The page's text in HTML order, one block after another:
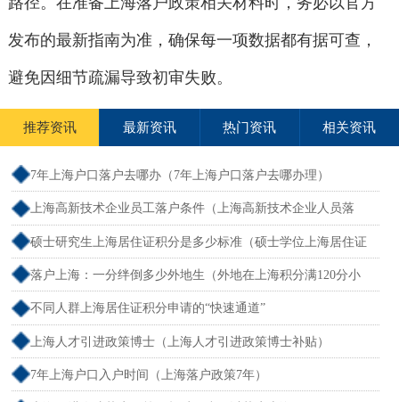
发布的最新指南为准，确保每一项数据都有据可查，
避免因细节疏漏导致初审失败。
推荐资讯 最新资讯 热门资讯 相关资讯
7年上海户口落户去哪办（7年上海户口落户去哪办理）
上海高新技术企业员工落户条件（上海高新技术企业人员落
户）
硕士研究生上海居住证积分是多少标准（硕士学位上海居住证
积分）
落户上海：一分绊倒多少外地生（外地在上海积分满120分小
孩可以考上海大学吗）
不同人群上海居住证积分申请的“快速通道”
上海人才引进政策博士（上海人才引进政策博士补贴）
7年上海户口入户时间（上海落户政策7年）